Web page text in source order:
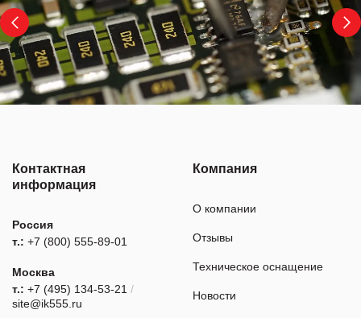
Контактная
информация
Россия
т.: +7 (800) 555-89-01
Москва
т.: +7 (495) 134-53-21 /
site@ik555.ru
Компания
О компании
Отзывы
Техническое оснащение
Новости